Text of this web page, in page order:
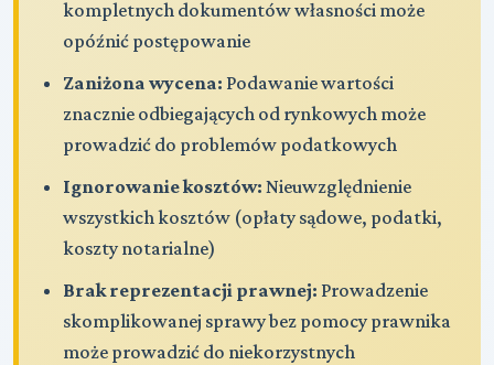
kompletnych dokumentów własności może
opóźnić postępowanie
Zaniżona wycena: Podawanie wartości
znacznie odbiegających od rynkowych może
prowadzić do problemów podatkowych
Ignorowanie kosztów: Nieuwzględnienie
wszystkich kosztów (opłaty sądowe, podatki,
koszty notarialne)
Brak reprezentacji prawnej: Prowadzenie
skomplikowanej sprawy bez pomocy prawnika
może prowadzić do niekorzystnych